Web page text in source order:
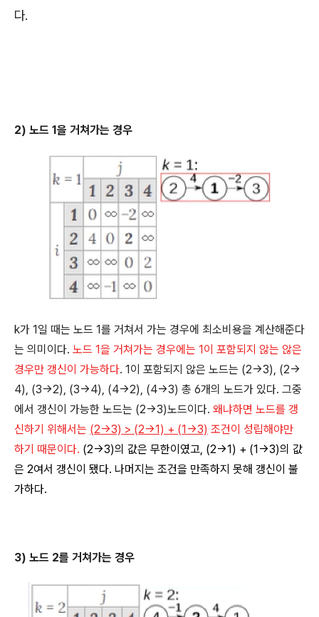
다.
2) 노드 1을 거쳐가는 경우
k가 1일 때는 노드 1를 거쳐서 가는 경우에 최소비용을 계산해준다
는 의미이다. 노드 1을 거쳐가는 경우에는 1이 포함되지 않는 않은
경우만 갱신이 가능하다. 1이 포함되지 않은 노드는 (2→3), (2→
4), (3→2), (3→4), (4→2), (4→3) 총 6개의 노드가 있다. 그중
에서 갱신이 가능한 노드는 (2→3)노드이다. 왜냐하면 노드를 갱
신하기 위해서는 (2→3) > (2→1) + (1→3) 조건이 성립해야만
하기 때문이다. (2→3)의 값은 무한이였고, (2→1) + (1→3)의 값
은 2여서 갱신이 됐다. 나머지는 조건을 만족하지 못해 갱신이 불
가하다.
3) 노드 2를 거쳐가는 경우